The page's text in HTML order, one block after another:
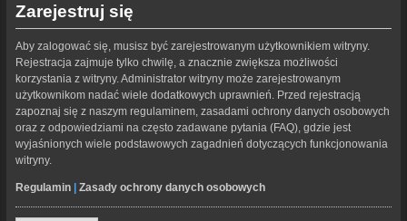
Zarejestruj się
Aby zalogować się, musisz być zarejestrowanym użytkownikiem witryny.
Rejestracja zajmuje tylko chwilę, a znacznie zwiększa możliwości
korzystania z witryny. Administrator witryny może zarejestrowanym
użytkownikom nadać wiele dodatkowych uprawnień. Przed rejestracją
zapoznaj się z naszym regulaminem, zasadami ochrony danych osobowych
oraz z odpowiedziami na często zadawane pytania (FAQ), gdzie jest
wyjaśnionych wiele podstawowych zagadnień dotyczących funkcjonowania
witryny.
Regulamin Zasady ochrony danych osobowych